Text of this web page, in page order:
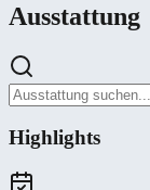
Ausstattung
Highlights